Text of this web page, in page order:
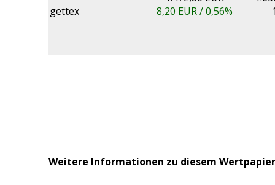
gettex
8,20 EUR /0,56%
Weitere Informationen zu diesem Wertpapier